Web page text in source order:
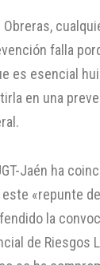
Obreras,
falla
es esencial
en una
Jaén ha
«repunte
la
de Riesgos